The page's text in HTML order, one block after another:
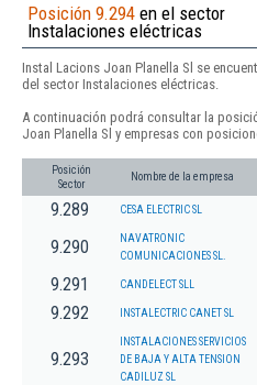
Posición 9.294 en el sector
Instalaciones eléctricas
Instal Lacions Joan Planella Sl se
del sector Instalaciones eléctricas.
A continuación podrá consultar la
Joan Planella Sl y empresas con
Posición
Sector
Nombre de la empresa
9.289 CESA ELECTRIC SL
9.290
NAVATRONIC
COMUNICACIONES SL.
9.291 CANDELECT SLL
9.292 INSTALECTRIC CANET SL
9.293
INSTALACIONES SERVICIOS
DE BAJA Y ALTA TENSION
CADILUZ SL